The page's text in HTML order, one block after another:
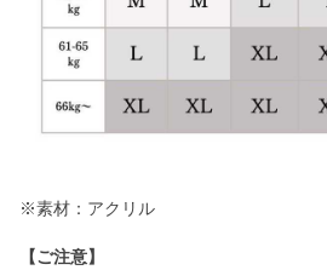
※素材：アクリル
【ご注意】